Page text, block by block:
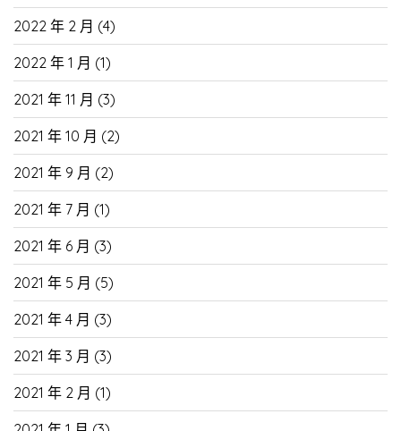
2022 年 2 月 (4)
2022 年 1 月 (1)
2021 年 11 月 (3)
2021 年 10 月 (2)
2021 年 9 月 (2)
2021 年 7 月 (1)
2021 年 6 月 (3)
2021 年 5 月 (5)
2021 年 4 月 (3)
2021 年 3 月 (3)
2021 年 2 月 (1)